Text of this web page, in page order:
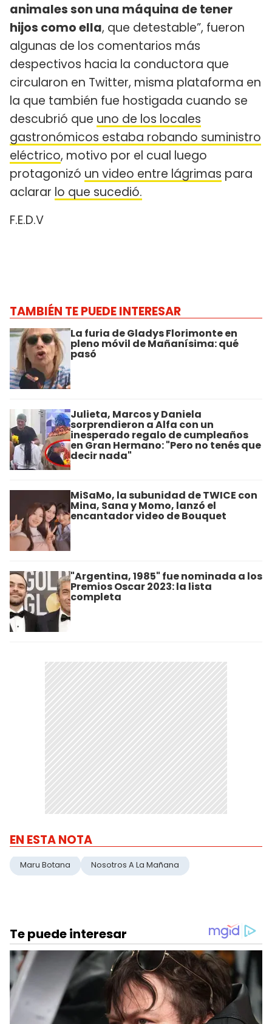
animales son una máquina de tener
hijos como ella, que detestable”, fueron
algunas de los comentarios más
despectivos hacia la conductora que
circularon en Twitter, misma plataforma en
la que también fue hostigada cuando se
descubrió que uno de los locales
gastronómicos estaba robando suministro
eléctrico, motivo por el cual luego
protagonizó un video entre lágrimas para
aclarar lo que sucedió.
F.E.D.V
TAMBIÉN TE PUEDE INTERESAR
La furia de Gladys Florimonte en
pleno móvil de Mañanísima: qué
pasó
Julieta, Marcos y Daniela
sorprendieron a Alfa con un
inesperado regalo de cumpleaños
en Gran Hermano: "Pero no tenés que
decir nada"
MiSaMo, la subunidad de TWICE con
Mina, Sana y Momo, lanzó el
encantador video de Bouquet
"Argentina, 1985" fue nominada a los
Premios Oscar 2023: la lista
completa
EN ESTA NOTA
Maru Botana Nosotros A La Mañana